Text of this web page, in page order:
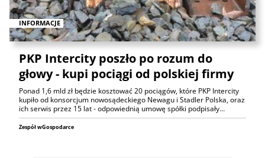
INFORMACJE
PKP Intercity poszło po rozum do
głowy - kupi pociągi od polskiej firmy
Ponad 1,6 mld zł będzie kosztować 20 pociągów, które PKP Intercity
kupiło od konsorcjum nowosądeckiego Newagu i Stadler Polska, oraz
ich serwis przez 15 lat - odpowiednią umowę spółki podpisały…
Zespół wGospodarce